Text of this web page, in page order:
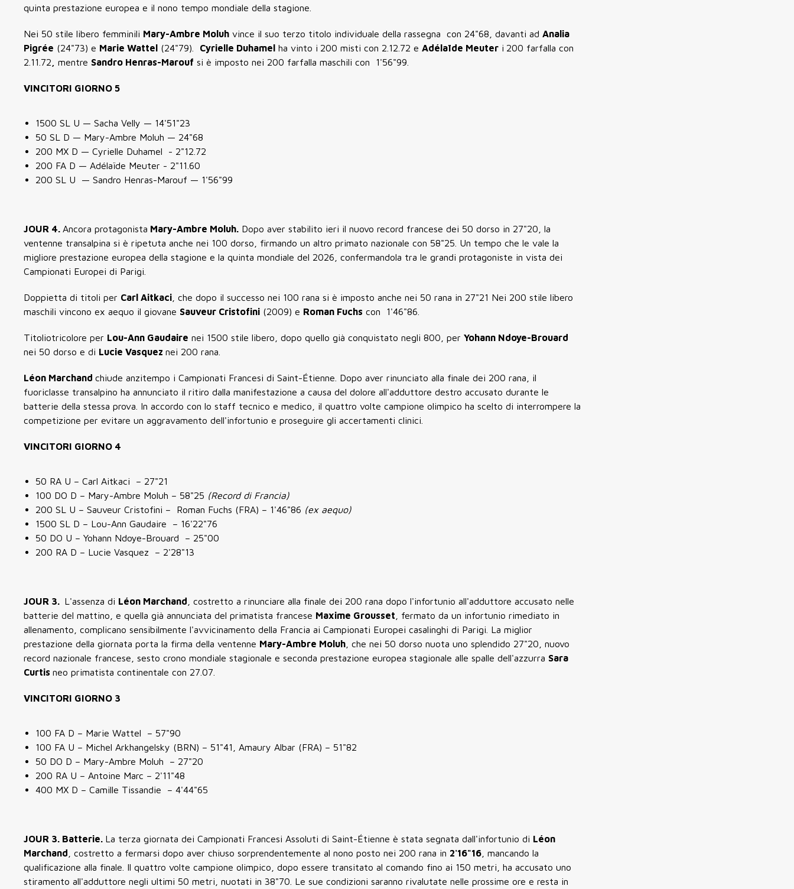
quinta prestazione europea e il nono tempo mondiale della stagione.
Nei 50 stile libero femminili Mary-Ambre Moluh vince il suo terzo titolo individuale della rassegna con 24"68, davanti ad Analia
Pigrée (24"73) e Marie Wattel (24"79). Cyrielle Duhamel ha vinto i 200 misti con 2.12.72 e Adélaïde Meuter i 200 farfalla con
2.11.72
mentre Sandro Henras-Marouf si è imposto nei 200 farfalla maschili con 1'56"99.
VINCITORI GIORNO 5
1500 SL U — Sacha Velly — 14'51"23
50 SL D — Mary-Ambre Moluh — 24"68
200 MX D — Cyrielle Duhamel - 2"12.72
200 FA D — Adélaïde Meuter - 2"11.60
200 SL U — Sandro Henras-Marouf — 1'56"99
JOUR 4. Ancora protagonista Mary-Ambre Moluh. Dopo aver stabilito ieri il nuovo record francese dei 50 dorso in 27"20 , la
ventenne transalpina si è ripetuta anche nei 100 dorso , firmando un altro primato nazionale con 58"25 . Un tempo che le vale la
migliore prestazione europea della stagione e la quinta mondiale del 2026 , confermandola tra le grandi protagoniste in vista dei
Campionati Europei di Parigi.
Doppietta di titoli per Carl Aitkaci , che dopo il successo nei 100 rana si è imposto anche nei 50 rana in 27"21 Nei 200 stile libero
maschili vincono ex aequo il giovane Sauveur Cristofini (2009) e Roman Fuchs con 1'46"86.
Titoliotricolore per Lou-Ann Gaudaire nei 1500 stile libero, dopo quello già conquistato negli 800, per Yohann Ndoye-Brouard
nei 50 dorso e di Lucie Vasquez nei 200 rana.
Léon Marchand chiude anzitempo i Campionati Francesi di Saint-Étienne. Dopo aver rinunciato alla finale dei 200 rana, il
fuoriclasse transalpino ha annunciato il ritiro dalla manifestazione a causa del dolore all'adduttore destro accusato durante le
batterie della stessa prova. In accordo con lo staff tecnico e medico, il quattro volte campione olimpico ha scelto di interrompere la
competizione per evitare un aggravamento dell'infortunio e proseguire gli accertamenti clinici.
VINCITORI GIORNO 4
50 RA U – Carl Aitkaci – 27"21
100 DO D – Mary-Ambre Moluh – 58"25 (Record di Francia)
200 SL U – Sauveur Cristofini – Roman Fuchs (FRA) – 1'46"86 (ex aequo)
1500 SL D – Lou-Ann Gaudaire – 16'22"76
50 DO U – Yohann Ndoye-Brouard – 25"00
200 RA D – Lucie Vasquez – 2'28"13
JOUR 3. L'assenza di Léon Marchand , costretto a rinunciare alla finale dei 200 rana dopo l'infortunio all'adduttore accusato nelle
batterie del mattino, e quella già annunciata del primatista francese Maxime Grousset , fermato da un infortunio rimediato in
allenamento, complicano sensibilmente l'avvicinamento della Francia ai Campionati Europei casalinghi di Parigi. La miglior
prestazione della giornata porta la firma della ventenne Mary-Ambre Moluh , che nei 50 dorso nuota uno splendido 27"20 , nuovo
record nazionale francese, sesto crono mondiale stagionale e seconda prestazione europea stagionale alle spalle dell'azzurra Sara
Curtis neo primatista continentale con 27.07.
VINCITORI GIORNO 3
100 FA D – Marie Wattel – 57"90
100 FA U – Michel Arkhangelsky (BRN) – 51"41, Amaury Albar (FRA) – 51"82
50 DO D – Mary-Ambre Moluh – 27"20
200 RA U – Antoine Marc – 2'11"48
400 MX D – Camille Tissandie – 4'44"65
JOUR 3. Batterie. La terza giornata dei Campionati Francesi Assoluti di Saint-Étienne è stata segnata dall'infortunio di Léon
Marchand , costretto a fermarsi dopo aver chiuso sorprendentemente al nono posto nei 200 rana in 2'16"16 , mancando la
qualificazione alla finale. Il quattro volte campione olimpico, dopo essere transitato al comando fino ai 150 metri, ha accusato uno
stiramento all'adduttore negli ultimi 50 metri, nuotati in 38"70. Le sue condizioni saranno rivalutate nelle prossime ore e resta in